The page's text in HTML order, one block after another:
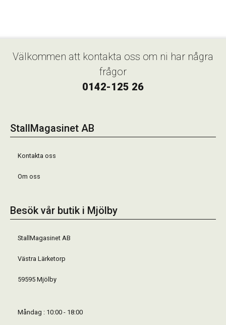
Välkommen att kontakta oss om ni har några
frågor
0142-125 26
StallMagasinet AB
Kontakta oss
Om oss
Besök vår butik i Mjölby
StallMagasinet AB
Västra Lärketorp
59595 Mjölby
Måndag : 10:00 - 18:00